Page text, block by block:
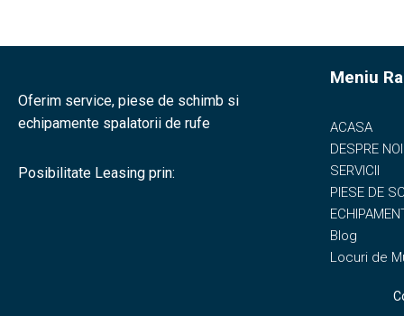
Oferim service, piese de schimb si
echipamente spalatorii de rufe
Posibilitate Leasing prin:
Meniu
ACASA
DESPRE NOI
SERVICII
PIESE DE
Blog
Locuri de